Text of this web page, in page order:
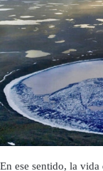
En ese sentido, la